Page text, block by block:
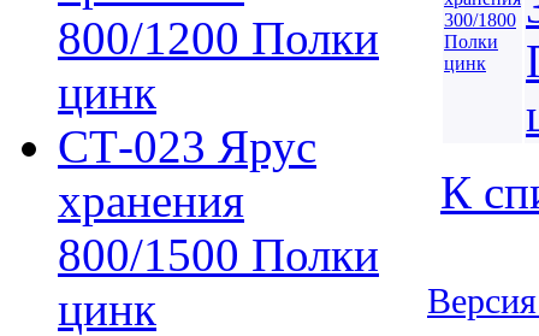
800/1200 Полки
цинк
СТ-023 Ярус
хранения
800/1500 Полки
цинк
К